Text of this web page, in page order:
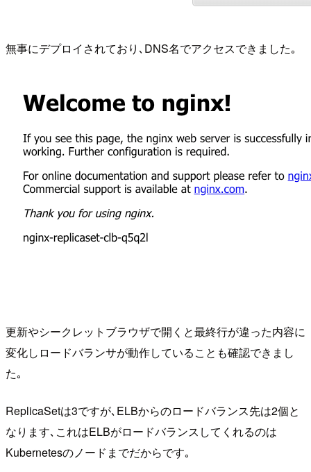
無事にデプロイされており､DNS名でアクセスできました｡
更新やシークレットブラウザで開くと最終行が違った内容に
変化しロードバランサが動作していることも確認できまし
た｡
ReplicaSetは3ですが､ELBからのロードバランス先は2個と
なります､これはELBがロードバランスしてくれるのは
Kubernetesのノードまでだからです｡